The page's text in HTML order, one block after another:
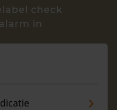
check
in